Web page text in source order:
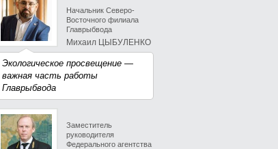
Начальник Северо-
Восточного филиала
Главрыбвода
Михаил ЦЫБУЛЕНКО
Экологическое просвещение —
важная часть работы
Главрыбвода
Заместитель
руководителя
Федерального агентства